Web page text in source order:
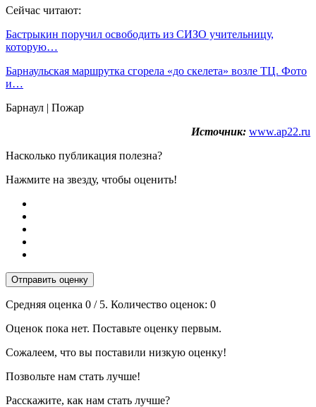
Сейчас читают:
Бастрыкин поручил освободить из СИЗО учительницу,
которую…
Барнаульская маршрутка сгорела «до скелета» возле ТЦ. Фото
и…
Барнаул | Пожар
Источник: www.ap22.ru
Насколько публикация полезна?
Нажмите на звезду, чтобы оценить!
Отправить оценку
Средняя оценка 0 / 5. Количество оценок: 0
Оценок пока нет. Поставьте оценку первым.
Сожалеем, что вы поставили низкую оценку!
Позвольте нам стать лучше!
Расскажите, как нам стать лучше?